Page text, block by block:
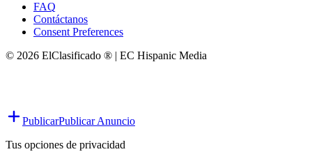
FAQ
Contáctanos
Consent Preferences
© 2026 ElClasificado ® | EC Hispanic Media
PublicarPublicar Anuncio
Tus opciones de privacidad